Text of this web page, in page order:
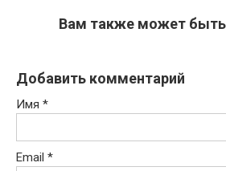
Вам также может быть
Добавить комментарий
Имя *
Email *